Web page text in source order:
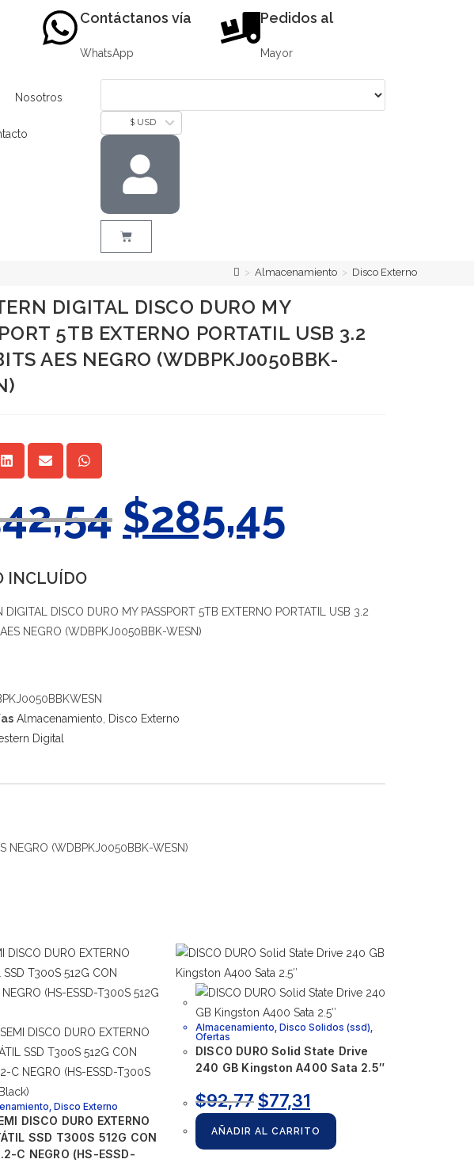
Contáctanos vía
WhatsApp
Pedidos al
Mayor
Nosotros
$ USD
> Almacenamiento > Disco Externo
DIGITAL DISCO DURO MY
5TB EXTERNO PORTATIL USB 3.2
AES NEGRO (WDBPKJ0050BBK-
$285,45
INCLUÍDO
DIGITAL DISCO DURO MY PASSPORT 5TB EXTERNO PORTATIL USB 3.2
NEGRO (WDBPKJ0050BBK-WESN)
Almacenamiento
Disco Externo
Digital
NEGRO (WDBPKJ0050BBK-WESN)
, Disco Externo
DISCO DURO EXTERNO
SSD T300S 512G CON
C NEGRO (HS-ESSD-
Almacenamiento, Disco Solidos (ssd),
Ofertas
DISCO DURO Solid State Drive
240 GB Kingston A400 Sata 2.5″
$92,77$77,31
AÑADIR AL CARRITO